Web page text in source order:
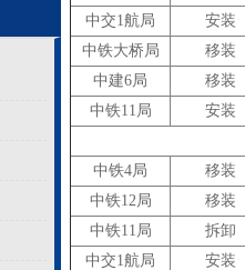
中交1航局
安装
中铁大桥局
移装
中建6局
移装
中铁11局
安装
中铁4局
移装
中铁12局
移装
中铁11局
拆卸
中交1航局
安装